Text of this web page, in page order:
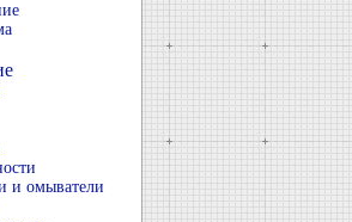
и омыватели